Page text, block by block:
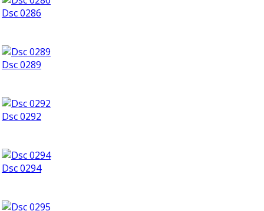
Dsc 0286
Dsc 0289
Dsc 0292
Dsc 0294